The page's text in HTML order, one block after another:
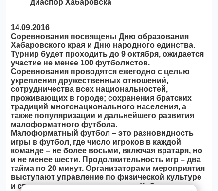
14.09.2016
Соревнования посвящены Дню образования
Хабаровского края иДню народного единства.
Турнир будет проходить до 9 октября, ожидается
участие не менее 100 футболистов.
Соревнования проводятся ежегодно с целью
укрепления дружественных отношений,
сотрудничества всех национальностей,
проживающих в городе; сохранения братских
традиций многонационального населения, а
также популяризации и дальнейшего развития
малоформатного футбола.
Малоформатный футбол – это разновидность
игры в футбол, где число игроков в каждой
команде – не более восьми, включая вратаря, но
и не менее шести. Продолжительность игр – два
тайма по 20 минут. Организаторами мероприятия
выступают управление по физической культуре
и спорту администрации города Хабаровска,